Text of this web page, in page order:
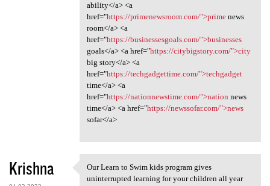
ability</a> <a
href="https://primenewsroom.com/">primenews
room</a> <a
href="https://businessesgoals.com/">businesses
goals</a> <a href="https://citybigstory.com/">city
big story</a> <a
href="https://techgadgettime.com/">techgadget
time</a> <a
href="https://nationnewstime.com/">nation news
time</a> <a href="https://newssofar.com/">news
sofar</a>
Krishna Our Learn to Swim kids
Our Learn to Swim kids program gives
uninterrupted learning for your children all year